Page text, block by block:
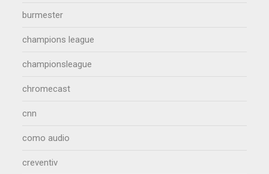
burmester
champions league
championsleague
chromecast
cnn
como audio
creventiv